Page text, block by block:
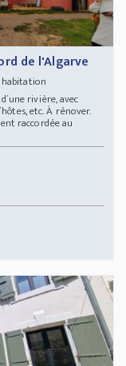
de l'Algarve
rivière, avec
etc. À rénover.
raccordée au